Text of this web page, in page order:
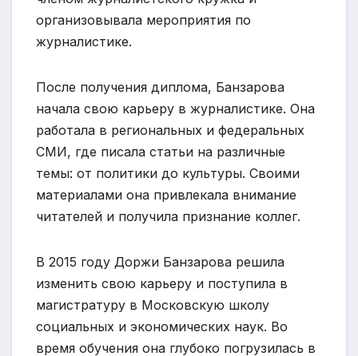
организовывала мероприятия по
журналистике.
После получения диплома, Банзарова
начала свою карьеру в журналистике. Она
работала в региональных и федеральных
СМИ, где писала статьи на различные
темы: от политики до культуры. Своими
материалами она привлекала внимание
читателей и получила признание коллег.
В 2015 году Доржи Банзарова решила
изменить свою карьеру и поступила в
магистратуру в Московскую школу
социальных и экономических наук. Во
время обучения она глубоко погрузилась в